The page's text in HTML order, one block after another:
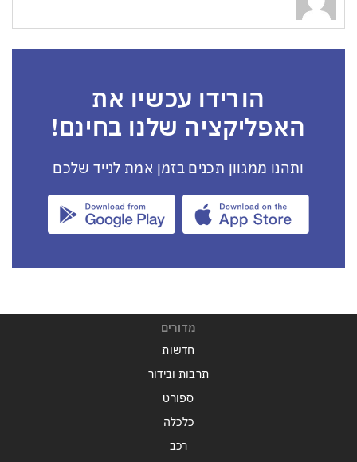
הורידו עכשיו את
האפליקציה שלנו בחינם!
ותהנו ממגוון תכנים בזמן אמת לנייד שלכם
מדורים
חדשות
תרבות ובידור
ספורט
כלכלה
רכב